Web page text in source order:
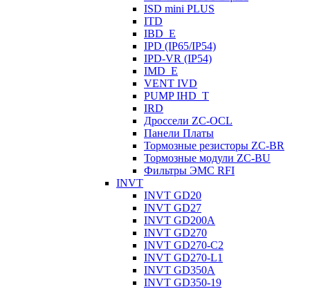
ISD mini PLUS
ITD
IBD_E
IPD (IP65/IP54)
IРD-VR (IP54)
IMD_E
VENT IVD
PUMP IHD_T
IRD
Дроссели ZC-OCL
Панели Платы
Тормозные резисторы ZC-BR
Тормозные модули ZC-BU
Фильтры ЭМС RFI
INVT
INVT GD20
INVT GD27
INVT GD200A
INVT GD270
INVT GD270-C2
INVT GD270-L1
INVT GD350A
INVT GD350-19